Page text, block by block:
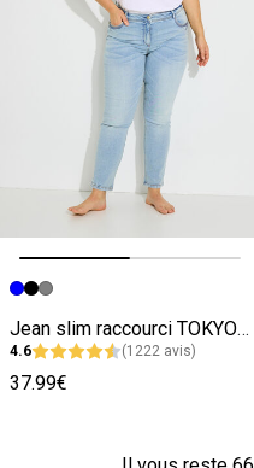
Image précédente
Image suivante
Jean slim raccourci TOKYO R01 femme
4.6 (1222 avis)
37.99€